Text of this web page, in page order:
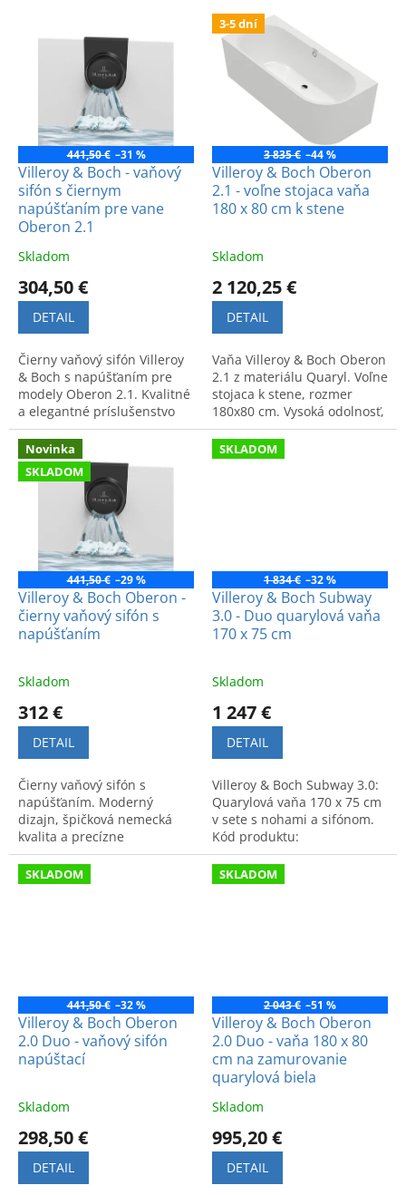
oo
d
u
o
441,50 € –31 %
Villeroy & Boch - vaňový
sifón s čiernym
napúšťaním pre vane
Oberon 2.1
Skladom
304,50 €
DETAIL
Čierny vaňový sifón Villeroy
& Boch s napúšťaním pre
modely Oberon 2.1. Kvalitné
a elegantné príslušenstvo
pre maximálny komfort vo
vašej kúpeľni.
3-5 dní
3 835 € –44 %
Villeroy & Boch Oberon
2.1 - voľne stojaca vaňa
180 x 80 cm k stene
Skladom
2 120,25 €
DETAIL
Vaňa Villeroy & Boch Oberon
2.1 z materiálu Quaryl. Voľne
stojaca k stene, rozmer
180x80 cm. Vysoká odolnosť,
tepelná izolácia a elegantný
dizajn pre relax v kúpeľni.
Novinka
SKLADOM
441,50 € –29 %
Villeroy & Boch Oberon -
čierny vaňový sifón s
napúšťaním
Skladom
312 €
DETAIL
Čierny vaňový sifón s
napúšťaním. Moderný
dizajn, špičková nemecká
kvalita a precízne
spracovanie detailov.
SKLADOM
1 834 € –32 %
Villeroy & Boch Subway
3.0 - Duo quarylová vaňa
170 x 75 cm
Skladom
1 247 €
DETAIL
Villeroy & Boch Subway 3.0:
Quarylová vaňa 170 x 75 cm
v sete s nohami a sifónom.
Kód produktu:
UBQ170SBW2DV01.
SKLADOM
441,50 € –32 %
Villeroy & Boch Oberon
2.0 Duo - vaňový sifón
napúštací
Skladom
298,50 €
DETAIL
SKLADOM
2 043 € –51 %
Villeroy & Boch Oberon
2.0 Duo - vaňa 180 x 80
cm na zamurovanie
quarylová biela
Skladom
995,20 €
DETAIL